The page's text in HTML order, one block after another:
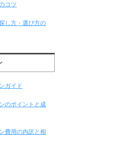
コツ
し方・選び方の
ガイド
のポイントと成
費用の内訳と相